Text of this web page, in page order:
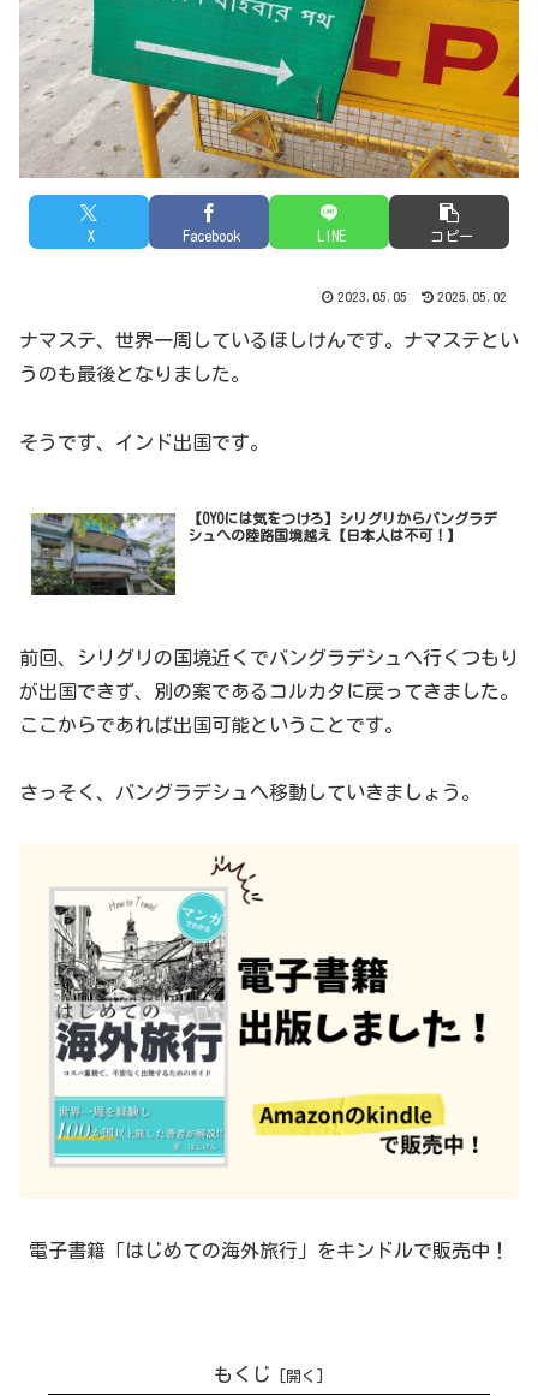
X Facebook LINE コピー
2023.05.05 2025.05.02
ナマステ、世界一周しているほしけんです。ナマステとい
うのも最後となりました。
そうです、インド出国です。
【OYOには気をつけろ】シリグリからバングラデ
シュへの陸路国境越え【日本人は不可！】
前回、シリグリの国境近くでバングラデシュへ行くつもり
が出国できず、別の案であるコルカタに戻ってきました。
ここからであれば出国可能ということです。
さっそく、バングラデシュへ移動していきましょう。
電子書籍「はじめての海外旅行」をキンドルで販売中！
もくじ